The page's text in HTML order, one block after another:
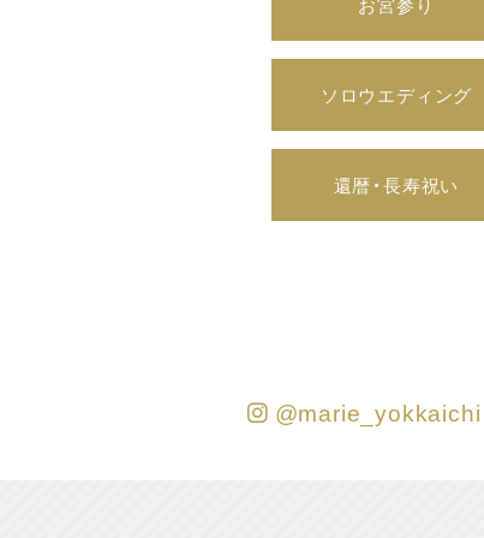
ソロウエディング
還暦・長寿祝い
@marie_yokkaichi